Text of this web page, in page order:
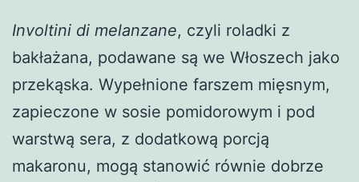
Involtini di melanzane, czyli roladki z
bakłażana, podawane są we Włoszech jako
przekąska. Wypełnione farszem mięsnym,
zapieczone w sosie pomidorowym i pod
warstwą sera, z dodatkową porcją
makaronu, mogą stanowić równie dobrze